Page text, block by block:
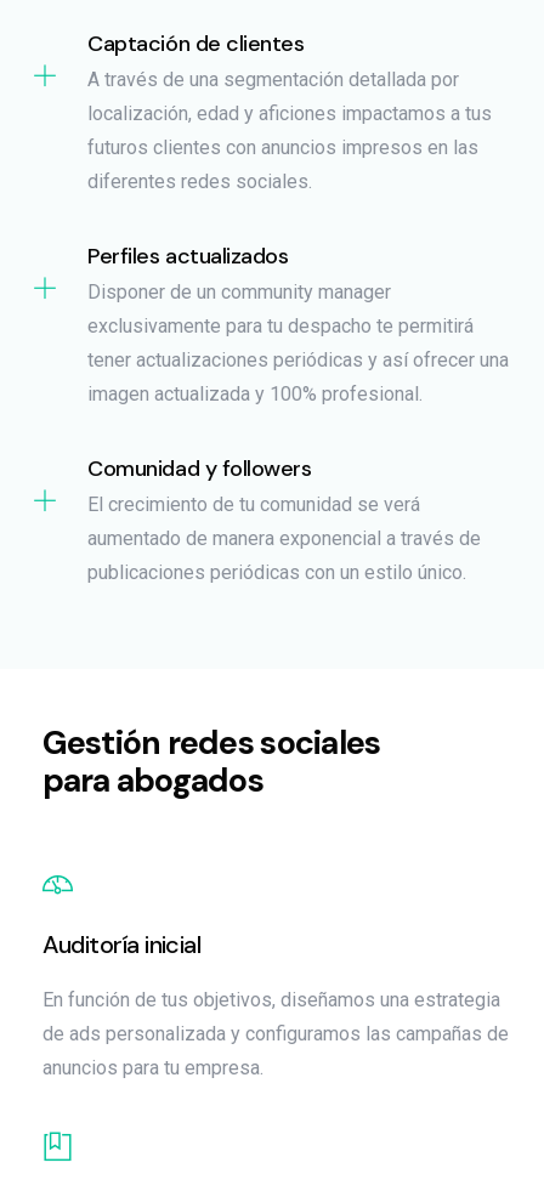
Captación de clientes
A través de una segmentación detallada por
localización, edad y aficiones impactamos a tus
futuros clientes con anuncios impresos en las
diferentes redes sociales.
Perfiles actualizados
Disponer de un community manager
exclusivamente para tu despacho te permitirá
tener actualizaciones periódicas y así ofrecer una
imagen actualizada y 100% profesional.
Comunidad y followers
El crecimiento de tu comunidad se verá
aumentado de manera exponencial a través de
publicaciones periódicas con un estilo único.
Gestión redes sociales
para abogados
Auditoría inicial
En función de tus objetivos, diseñamos una estrategia
de ads personalizada y configuramos las campañas de
anuncios para tu empresa.